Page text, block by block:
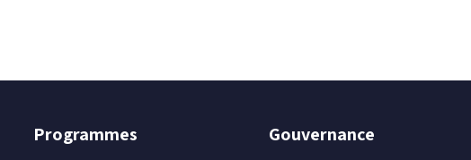
Programmes Gouvernance